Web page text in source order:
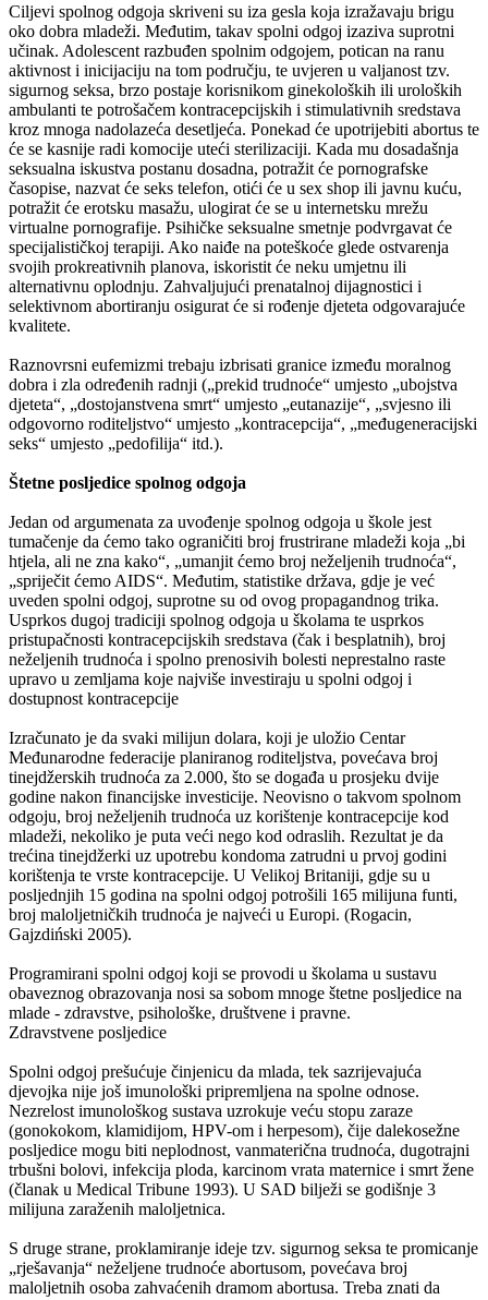
Ciljevi spolnog odgoja skriveni su iza gesla koja izražavaju brigu
oko dobra mladeži. Međutim, takav spolni odgoj izaziva suprotni
učinak. Adolescent razbuđen spolnim odgojem, potican na ranu
aktivnost i inicijaciju na tom području, te uvjeren u valjanost tzv.
sigurnog seksa, brzo postaje korisnikom ginekoloških ili uroloških
ambulanti te potrošačem kontracepcijskih i stimulativnih sredstava
kroz mnoga nadolazeća desetljeća. Ponekad će upotrijebiti abortus te
će se kasnije radi komocije uteći sterilizaciji. Kada mu dosadašnja
seksualna iskustva postanu dosadna, potražit će pornografske
časopise, nazvat će seks telefon, otići će u sex shop ili javnu kuću,
potražit će erotsku masažu, ulogirat će se u internetsku mrežu
virtualne pornografije. Psihičke seksualne smetnje podvrgavat će
specijalističkoj terapiji. Ako naiđe na poteškoće glede ostvarenja
svojih prokreativnih planova, iskoristit će neku umjetnu ili
alternativnu oplodnju. Zahvaljujući prenatalnoj dijagnostici i
selektivnom abortiranju osigurat će si rođenje djeteta odgovarajuće
kvalitete.
Raznovrsni eufemizmi trebaju izbrisati granice između moralnog
dobra i zla određenih radnji („prekid trudnoće“ umjesto „ubojstva
djeteta“, „dostojanstvena smrt“ umjesto „eutanazije“, „svjesno ili
odgovorno roditeljstvo“ umjesto „kontracepcija“, „međugeneracijski
seks“ umjesto „pedofilija“ itd.).
Štetne posljedice spolnog odgoja
Jedan od argumenata za uvođenje spolnog odgoja u škole jest
tumačenje da ćemo tako ograničiti broj frustrirane mladeži koja „bi
htjela, ali ne zna kako“, „umanjit ćemo broj neželjenih trudnoća“,
„spriječit ćemo AIDS“. Međutim, statistike država, gdje je već
uveden spolni odgoj, suprotne su od ovog propagandnog trika.
Usprkos dugoj tradiciji spolnog odgoja u školama te usprkos
pristupačnosti kontracepcijskih sredstava (čak i besplatnih), broj
neželjenih trudnoća i spolno prenosivih bolesti neprestalno raste
upravo u zemljama koje najviše investiraju u spolni odgoj i
dostupnost kontracepcije
Izračunato je da svaki milijun dolara, koji je uložio Centar
Međunarodne federacije planiranog roditeljstva, povećava broj
tinejdžerskih trudnoća za 2.000, što se događa u prosjeku dvije
godine nakon financijske investicije. Neovisno o takvom spolnom
odgoju, broj neželjenih trudnoća uz korištenje kontracepcije kod
mladeži, nekoliko je puta veći nego kod odraslih. Rezultat je da
trećina tinejdžerki uz upotrebu kondoma zatrudni u prvoj godini
korištenja te vrste kontracepcije. U Velikoj Britaniji, gdje su u
posljednjih 15 godina na spolni odgoj potrošili 165 milijuna funti,
broj maloljetničkih trudnoća je najveći u Europi. (Rogacin,
Gajzdiński 2005).
Programirani spolni odgoj koji se provodi u školama u sustavu
obaveznog obrazovanja nosi sa sobom mnoge štetne posljedice na
mlade - zdravstve, psihološke, društvene i pravne.
Zdravstvene posljedice
Spolni odgoj prešućuje činjenicu da mlada, tek sazrijevajuća
djevojka nije još imunološki pripremljena na spolne odnose.
Nezrelost imunološkog sustava uzrokuje veću stopu zaraze
(gonokokom, klamidijom, HPV-om i herpesom), čije dalekosežne
posljedice mogu biti neplodnost, vanmaterična trudnoća, dugotrajni
trbušni bolovi, infekcija ploda, karcinom vrata maternice i smrt žene
(članak u Medical Tribune 1993). U SAD bilježi se godišnje 3
milijuna zaraženih maloljetnica.
S druge strane, proklamiranje ideje tzv. sigurnog seksa te promicanje
„rješavanja“ neželjene trudnoće abortusom, povećava broj
maloljetnih osoba zahvaćenih dramom abortusa. Treba znati da